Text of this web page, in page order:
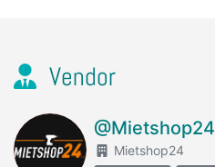
Vendor
@Mietshop24
Mietshop24